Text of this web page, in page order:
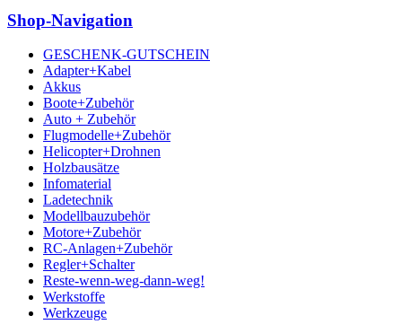
Shop-Navigation
GESCHENK-GUTSCHEIN
Adapter+Kabel
Akkus
Boote+Zubehör
Auto + Zubehör
Flugmodelle+Zubehör
Helicopter+Drohnen
Holzbausätze
Infomaterial
Ladetechnik
Modellbauzubehör
Motore+Zubehör
RC-Anlagen+Zubehör
Regler+Schalter
Reste-wenn-weg-dann-weg!
Werkstoffe
Werkzeuge